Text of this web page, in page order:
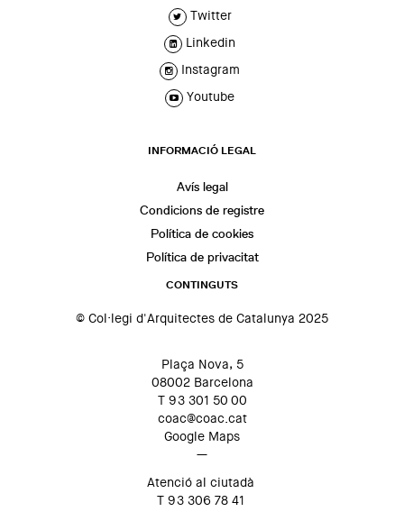
Twitter
Linkedin
Instagram
Youtube
INFORMACIÓ LEGAL
Avís legal
Condicions de registre
Política de cookies
Política de privacitat
CONTINGUTS
© Col·legi d'Arquitectes de Catalunya 2025
Plaça Nova, 5
08002 Barcelona
T 93 301 50 00
coac@coac.cat
Google Maps
—
Atenció al ciutadà
T 93 306 78 41